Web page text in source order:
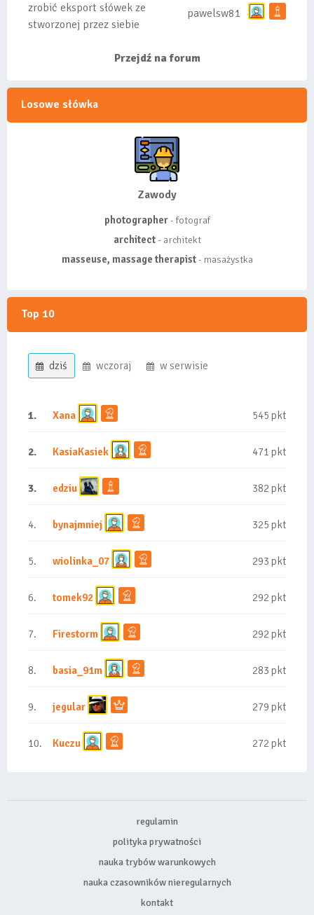
zrobić eksport słówek ze
stworzonej przez siebie
pawelsw81
Przejdź na forum
Losowe słówka
Zawody
photographer- fotograf
architect- architekt
masseuse, massage therapist- masażystka
Top 10
dziś wczoraj w serwisie
1. Xana 545 pkt
2. KasiaKasiek 471 pkt
3. edziu 382 pkt
4. bynajmniej 325 pkt
5. wiolinka_07 293 pkt
6. tomek92 292 pkt
7. Firestorm 292 pkt
8. basia_91m 283 pkt
9. jegular 279 pkt
10. Kuczu 272 pkt
regulamin
polityka prywatności
nauka trybów warunkowych
nauka czasowników nieregularnych
kontakt